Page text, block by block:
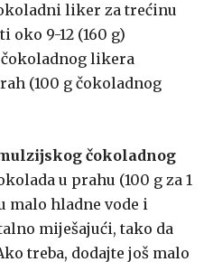
liker za trećinu
oko 9-12 (160 g)
likera
(100 g čokoladnog
čokoladnog
u prahu (100 g za 1
hladne vode i
miješajući, tako da
treba, dodajte još malo